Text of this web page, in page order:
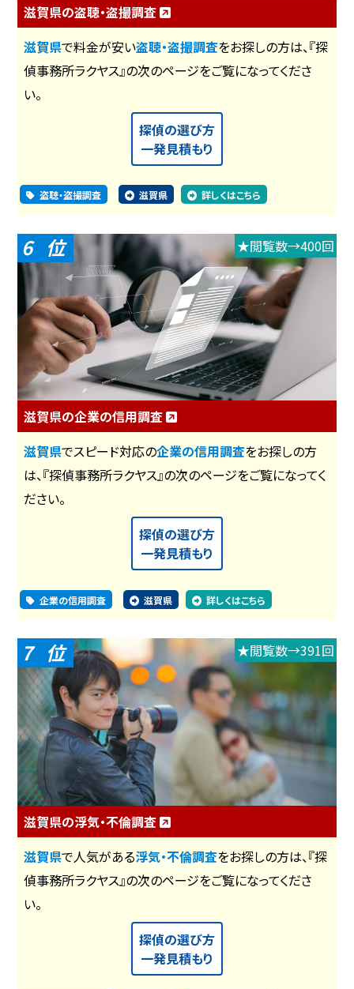
滋賀県の盗聴・盗撮調査
滋賀県で料金が安い盗聴・盗撮調査をお探しの方は、『探
偵事務所ラクヤス』の次のページをご覧になってくださ
い。
探偵の選び方
一発見積もり
盗聴・盗撮調査 滋賀県 詳しくはこちら
6 ★閲覧数→400回
滋賀県の企業の信用調査
滋賀県でスピード対応の企業の信用調査をお探しの方
は、『探偵事務所ラクヤス』の次のページをご覧になってく
ださい。
探偵の選び方
一発見積もり
企業の信用調査 滋賀県 詳しくはこちら
7 ★閲覧数→391回
滋賀県の浮気・不倫調査
滋賀県で人気がある浮気・不倫調査をお探しの方は、『探
偵事務所ラクヤス』の次のページをご覧になってくださ
い。
探偵の選び方
一発見積もり